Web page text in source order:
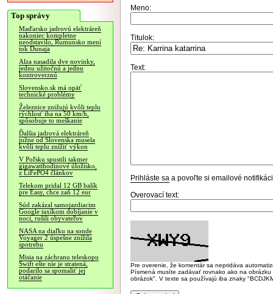
Top správy
Maďarsko jadrovú elektráreň
nakoniec kompletne
neodstavilo, Rumunsko mení
tok Dunaja
Alza nasadila dve novinky,
jednu užitočnú a jednu
kontroverznú
Slovensko.sk má opäť
technické problémy
Železnice znižujú kvôli teplu
rýchlosť iba na 50 km/h,
spôsobuje to meškanie
Ďalšia jadrová elektráreň
južne od Slovenska musela
kvôli teplu znížiť výkon
V Poľsku spustili takmer
gigawatthodinové úložisko,
z LiFePO4 článkov
Telekom pridal 12 GB balík
pre Easy, chce zaň 12 eur
Súd zakázal samojazdiacim
Google taxíkom dobíjanie v
noci, rušili obyvateľov
NASA na diaľku na sonde
Voyager 2 úspešne znížila
spotrebu
Misia na záchranu teleskopu
Swift ešte nie je stratená,
podarilo sa spomaliť jej
otáčanie
Meno:
Titulok:
Text:
Prihláste sa a povoľte si emailové
Overovací text:
Pre overenie, že komentár sa nepridáva
Písmená musíte zadávať rovnako ako na
obrázok". V texte sa používajú iba znaky